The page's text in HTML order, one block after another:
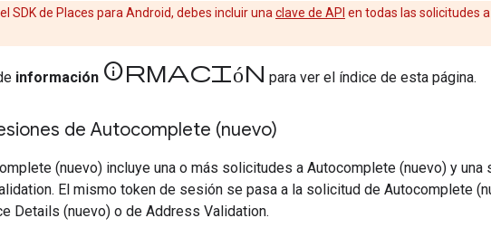
SDK de Places para Android, debes incluir una clave de API en todas las solicitudes a
información información para ver el índice de esta página.
de Autocomplete (nuevo)
(nuevo) incluye una o más solicitudes a Autocomplete (nuevo) y
El mismo token de sesión se pasa a la solicitud de Autocomplete
Details (nuevo) o de Address Validation.